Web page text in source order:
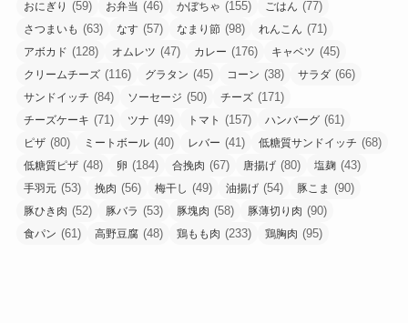
おにぎり (59) お弁当 (46) かぼちゃ (155) ごはん (77)
さつまいも (63) なす (57) なまり節 (98) れんこん (71)
アボカド (128) オムレツ (47) カレー (176) キャベツ (45)
クリームチーズ (116) グラタン (45) コーン (38) サラダ (66)
サンドイッチ (84) ソーセージ (50) チーズ (171)
チーズケーキ (71) ツナ (49) トマト (157) ハンバーグ (61)
ピザ (80) ミートボール (40) レバー (41) 低糖質サンドイッチ (68)
低糖質ピザ (48) 卵 (184) 合挽肉 (67) 唐揚げ (80) 塩麹 (43)
手羽元 (53) 挽肉 (56) 梅干し (49) 油揚げ (54) 豚こま (90)
豚ひき肉 (52) 豚バラ (53) 豚塊肉 (58) 豚薄切り肉 (90)
食パン (61) 高野豆腐 (48) 鶏もも肉 (233) 鶏胸肉 (95)